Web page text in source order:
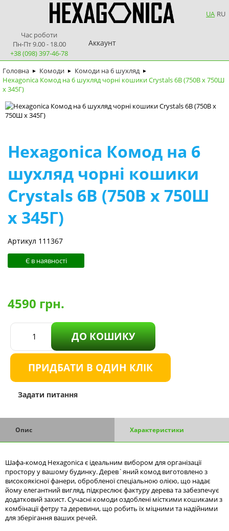
UA RU
Час роботи
Пн-Пт 9.00 - 18.00
+38 (098) 397-46-78
Аккаунт
Головна ► Комоди ► Комоди на 6 шухляд ►
Hexagonica Комод на 6 шухляд чорні кошики Crystals 6В (750В х 750Ш
х 345Г)
Hexagonica Комод на 6
шухляд чорні кошики
Crystals 6В (750В х 750Ш
х 345Г)
Артикул 111367
Є в наявності
4590 грн.
ДО КОШИКУ
ПРИДБАТИ В ОДИН КЛІК
Задати питання
Опис Характеристики
Шафа-комод Hexagonica є ідеальним вибором для організації
простору у вашому будинку. Дерев`яний комод виготовлено з
високоякісної фанери, обробленої спеціальною олією, що надає
йому елегантний вигляд, підкреслює фактуру дерева та забезпечує
додатковий захист. Сучасні комоди оздоблені місткими кошиками з
комбінації фетру та деревини, що робить їх міцними та надійними
для зберігання ваших речей.